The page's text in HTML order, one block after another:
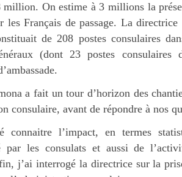
million. On estime à 3 millions la
les Français de passage. La
de 208 postes consulaires
(dont 23 postes consulaires
a fait un tour d’horizon des
consulaire, avant de répondre à nos
connaitre l’impact, en termes
par les consulats et aussi de
j’ai interrogé la directrice sur la